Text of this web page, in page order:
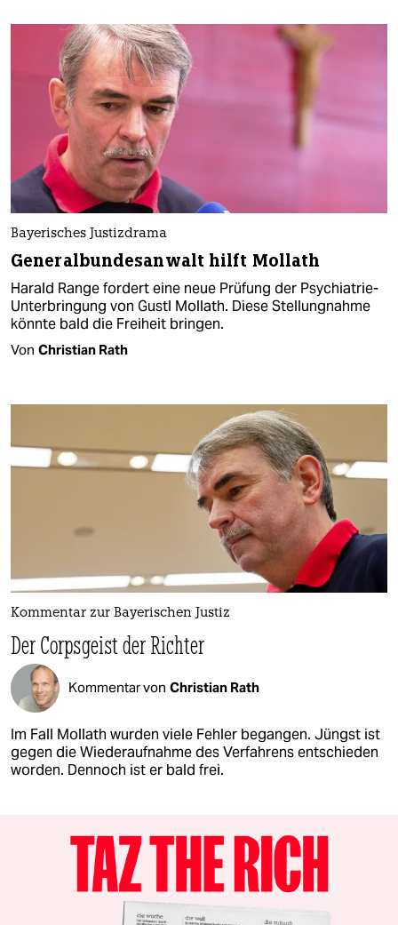
Bayerisches Justizdrama
Generalbundesanwalt hilft Mollath
Harald Range fordert eine neue Prüfung der Psychiatrie-
Unterbringung von Gustl Mollath. Diese Stellungnahme
könnte bald die Freiheit bringen.
Von Christian Rath
Kommentar zur Bayerischen Justiz
Der Corpsgeist der Richter
Kommentar von Christian Rath
Im Fall Mollath wurden viele Fehler begangen. Jüngst ist
gegen die Wiederaufnahme des Verfahrens entschieden
worden. Dennoch ist er bald frei.